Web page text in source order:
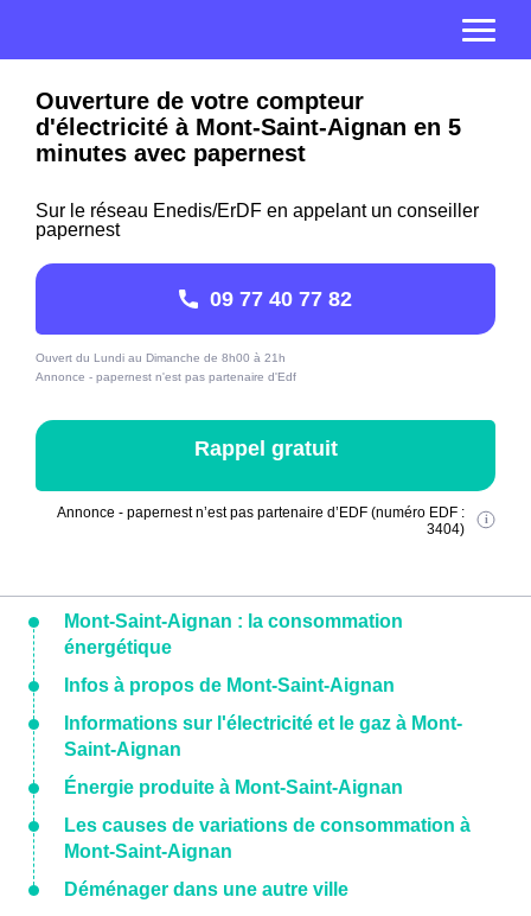
Ouverture de votre compteur
d'électricité à Mont-Saint-Aignan en 5
minutes avec papernest
Sur le réseau Enedis/ErDF en appelant un conseiller
papernest
09 77 40 77 82
Ouvert du Lundi au Dimanche de 8h00 à 21h
Annonce - papernest n'est pas partenaire d'Edf
Rappel gratuit
Annonce - papernest n’est pas partenaire d’EDF (numéro EDF :
3404)
Mont-Saint-Aignan : la consommation
énergétique
Infos à propos de Mont-Saint-Aignan
Informations sur l'électricité et le gaz à Mont-
Saint-Aignan
Énergie produite à Mont-Saint-Aignan
Les causes de variations de consommation à
Mont-Saint-Aignan
Déménager dans une autre ville